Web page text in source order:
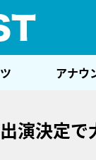
アナウ
演決定で